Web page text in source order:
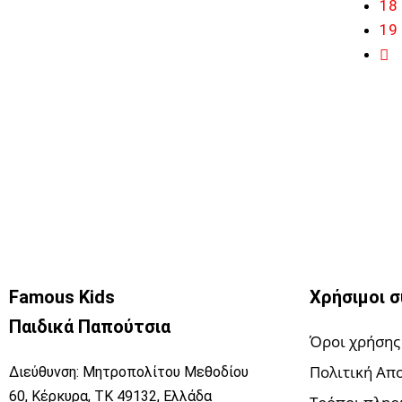
18
19
Famous Kids
Παιδικά Παπούτσια
Διεύθυνση: Μητροπολίτου Μεθοδίου
60, Κέρκυρα, ΤΚ 49132, Ελλάδα
Χρήσιμοι
Όροι χρήσης
Πολιτική